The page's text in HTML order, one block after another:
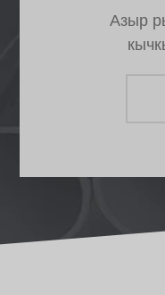
Азыр
Հայերեն